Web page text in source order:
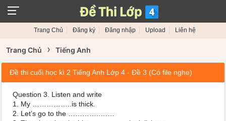
Trang Chủ Đăng ký Đăng nhập Upload Liên hệ
Trang Chủ › Tiếng Anh
Đề thi cuối học kì 2 Tiếng Anh Lớp 4 - Đề 3 (Có file nghe)
Question 3. Listen and write
1. My ……………..is thick.
2. Let’s go to the …………..……